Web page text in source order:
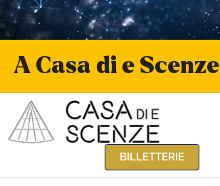
A Casa di e Scenze
BILLETTERIE